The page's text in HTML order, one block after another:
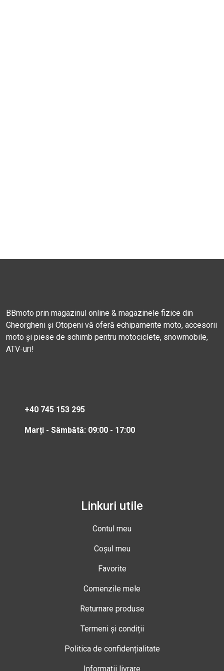
BBmoto prin magazinul online & magazinele fizice din
Gheorgheni și Otopeni vă oferă echipamente moto, accesorii
moto și piese de schimb pentru motociclete, snowmobile,
ATV-uri!
+40 745 153 295
Marți - Sâmbătă: 09:00 - 17:00
Linkuri utile
Contul meu
Coșul meu
Favorite
Comenzile mele
Returnare produse
Termeni și condiții
Politica de confidențialitate
Informații livrare